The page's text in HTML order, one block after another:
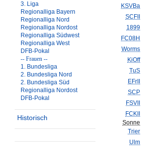
3. Liga
Regionalliga Bayern
Regionalliga Nord
Regionalliga Nordost
Regionalliga Südwest
Regionalliga West
DFB-Pokal
-- Frauen --
1. Bundesliga
2. Bundesliga Nord
2. Bundesliga Süd
Regionalliga Nordost
DFB-Pokal
Historisch
KSVBa
SCFII
1899
FC08H
Worms
KiOff
TuS
EFrII
SCP
FSVII
FCKII
Sonne
Trier
Ulm